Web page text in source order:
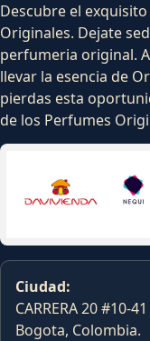
Descubre el
Originales. Dejate
perfumeria original.
llevar la esencia de
pierdas esta
de los Perfumes
Ciudad:
CARRERA 20 #10-41
Bogota, Colombia.